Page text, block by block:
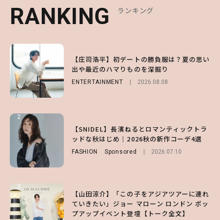
RANKING ランキング
【庄司浩平】初デートの勝負服は？夏の思い
出や最近のハマりものを深掘り
ENTERTAINMENT 2026.08.08
2
【SNIDEL】長濱ねるとロマンティックトラ
ッドな秋はじめ｜2026秋の新作コーデ4選
FASHION Sponsored 2026.07.10
3
【山田涼介】「この子をアジアツアーに連れ
ていきたい」ジョー マローン ロンドン ポッ
プアップイベント登壇【トーク全文】
RANKING ランキング
【大原優乃】夏メイクはプレイフルに！ドキ
ッとしちゃう色っぽ“うるみ目”のつくり方
BEAUTY 2026.08.01
2
【森香澄】理想のスタイルはどう作る？体型
キープの秘訣や夏の過ごし方など独占インタ
ビュー！
ENTERTAINMENT 2026.07.31
3
【ハローキティ】がスシローと初コラボ♡
第1弾の気になるメニュー＆限定グッズを総
チェック！
RANKING ランキング
【SNIDEL】長濱ねるとロマンティックトラ
ッドな秋はじめ｜2026秋の新作コーデ4選
FASHION Sponsored 2026.07.10
2
【付録】総柄ハローキティが可愛すぎ♡ 紀
ノ国屋コラボの“優秀保冷バッグ”は夏の強
い味方！【オトナミューズ9月号増刊】
3
【谷まりあ】夏は“シアースカート”でさり
げなく肌見せ！透け感のニュアンスを楽しめ
るマストハブアイテム4選